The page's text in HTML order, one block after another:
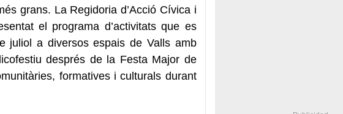
grans. La Regidoria d’Acció Cívica i
el programa d’activitats que es
juliol a diversos espais de Valls amb
després de la Festa Major de
formatives i culturals durant